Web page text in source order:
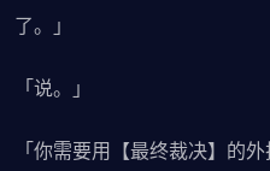
了。」
「说。」
「你需要用【最终裁决】的